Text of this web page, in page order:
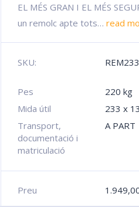
EL MÉS GRAN I EL MÉS
un remolc apte tots…read
SKU:
Pes
220 kg
Mida útil
233 x
Transport,
documentació i
matriculació
A PART
Preu